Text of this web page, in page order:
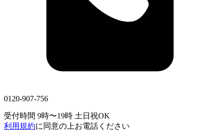
0120-907-756
受付時間 9時〜19時 土日祝OK
利用規約に同意の上お電話ください